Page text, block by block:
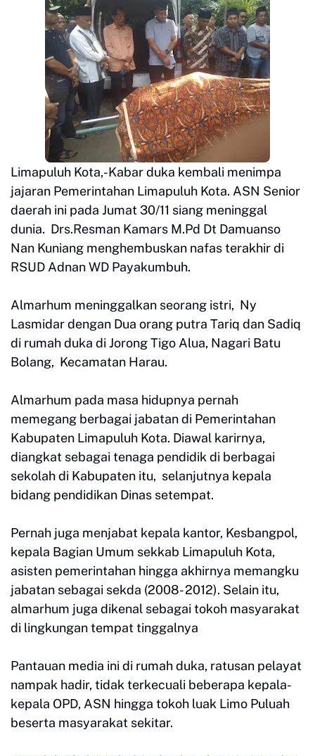
Limapuluh Kota,-Kabar duka kembali menimpa
jajaran Pemerintahan Limapuluh Kota. ASN Senior
daerah ini pada Jumat 30/11 siang meninggal
dunia. Drs.Resman Kamars M.Pd Dt Damuanso
Nan Kuniang menghembuskan nafas terakhir di
RSUD Adnan WD Payakumbuh.
Almarhum meninggalkan seorang istri, Ny
Lasmidar dengan Dua orang putra Tariq dan Sadiq
di rumah duka di Jorong Tigo Alua, Nagari Batu
Bolang, Kecamatan Harau.
Almarhum pada masa hidupnya pernah
memegang berbagai jabatan di Pemerintahan
Kabupaten Limapuluh Kota. Diawal karirnya,
diangkat sebagai tenaga pendidik di berbagai
sekolah di Kabupaten itu, selanjutnya kepala
bidang pendidikan Dinas setempat.
Pernah juga menjabat kepala kantor, Kesbangpol,
kepala Bagian Umum sekkab Limapuluh Kota,
asisten pemerintahan hingga akhirnya memangku
jabatan sebagai sekda (2008- 2012). Selain itu,
almarhum juga dikenal sebagai tokoh masyarakat
di lingkungan tempat tinggalnya
Pantauan media ini di rumah duka, ratusan pelayat
nampak hadir, tidak terkecuali beberapa kepala-
kepala OPD, ASN hingga tokoh luak Limo Puluah
beserta masyarakat sekitar.